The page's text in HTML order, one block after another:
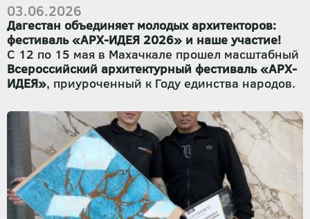
03.06.2026
Дагестан объединяет молодых архитекторов:
фестиваль «АРХ-ИДЕЯ 2026» и наше участие!
С 12 по 15 мая в Махачкале прошел масштабный
Всероссийский архитектурный фестиваль «АРХ-
ИДЕЯ», приуроченный к Году единства народов.